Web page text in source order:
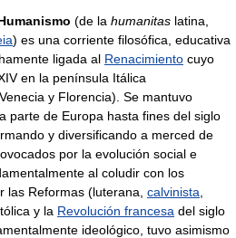
(de la humanitas latina,
) es una corriente filosófica, educativa
ligada al Renacimiento cuyo
en la península Itálica
y Florencia). Se mantuvo
parte de Europa hasta fines del siglo
y diversificando a merced de
por la evolución social e
al coludir con los
las Reformas (luterana, calvinista
y la Revolución francesa del siglo
ideológico, tuvo asimismo